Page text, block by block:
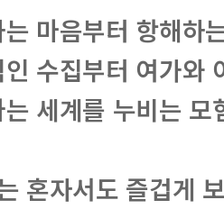
마음부터 항해하
인 수집부터 여가와
세계를 누비는 모
혼자서도 즐겁게